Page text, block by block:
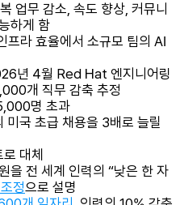
업무 감소, 속도 향상, 커뮤니
하게 함
라 효율에서 소규모 팀의 AI
년 4월 Red Hat 엔지니어링
개 직무 감축 추정
명 초과
미국 초급 채용을 3배로 늘릴
대체
전 세계 인력의 “낮은 한 자
정으로 설명